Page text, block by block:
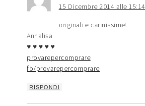
15 Dicembre 2014 alle 15:14
originali e carinissime!
Annalisa
♥ ♥ ♥ ♥ ♥
provarepercomprare
fb/provarepercomprare
RISPONDI